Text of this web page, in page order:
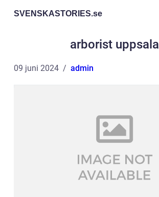
SVENSKASTORIES.se
arborist uppsala
09 juni 2024 admin